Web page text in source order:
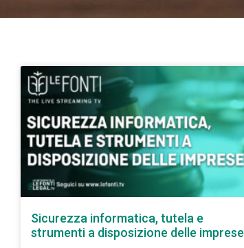
Sicurezza informatica, tutela e
strumenti a disposizione delle imprese